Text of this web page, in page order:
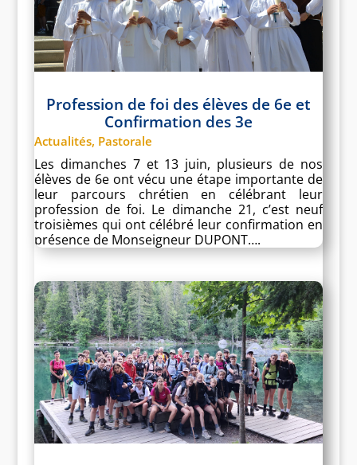
Profession de foi des élèves de 6e et
Confirmation des 3e
Actualités, Pastorale
Les dimanches 7 et 13 juin, plusieurs de nos
élèves de 6e ont vécu une étape importante de
leur parcours chrétien en célébrant leur
profession de foi. Le dimanche 21, c’est neuf
troisièmes qui ont célébré leur confirmation en
présence de Monseigneur DUPONT….